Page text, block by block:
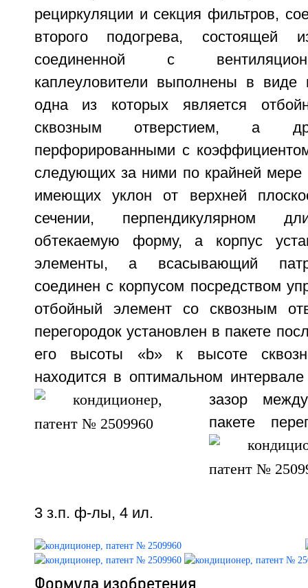
рециркуляции и секция фильтров,
второго подогрева, состоящей
соединенной с
каплеуловители выполнены в виде
одна из которых является
сквозным отверстием, а
перфорированными с
следующих за ними по крайней мере
имеющих уклон от верхней
сечении, перпендикулярном
обтекаемую форму, а корпус
элементы, а всасывающий
соединен с корпусом посредством
отбойный элемент со сквозным
перегородок установлен в пакете
его высоты «b» к высоте
находится в оптимальном
зазор
пакете
3 з.п. ф-лы, 4 ил.
Формула изобретения